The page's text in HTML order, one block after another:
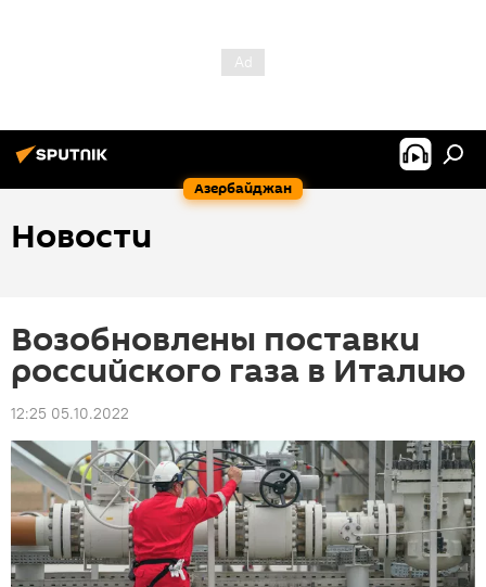
Азербайджан
Новости
Возобновлены поставки
российского газа в Италию
12:25 05.10.2022